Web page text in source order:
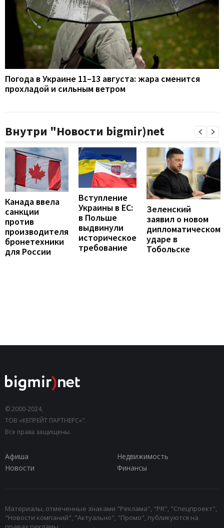
Погода в Украине 11–13 августа: жара сменится
прохладой и сильным ветром
Внутри "Новости bigmir)net
Канада ввела
санкции
против
производителя
бронетехники
для России
Вступление
Украины в ЕС:
в Польше
выдвинули
историческое
требование
Зеленский
заявил о новом
дипломатическом
ударе в
Тобольске
© 2000-2024,
ТОВ «КЕПРЕЙТ ПАРТНЕРС»".
Все права защищены.
Афиша
Недвижимость
Новости
Финансы
Материалы, отмеченные знаками "Реклама", "PR", "Спецпроект",
"Новости компаний", "Актуально", "Промо", публикуются на